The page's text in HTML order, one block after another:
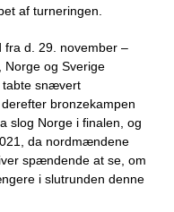
af turneringen.
fra d. 29. november –
Norge og Sverige
tabte snævert
bronzekampen
slog Norge i finalen, og
da nordmændene
spændende at se, om
i slutrunden denne